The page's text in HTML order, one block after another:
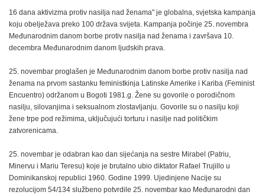
16 dana aktivizma protiv nasilja nad ženama" je globalna, svjetska kampanja
koju obelježava preko 100 država svijeta. Kampanja počinje 25. novembra
Međunarodnim danom borbe protiv nasilja nad ženama i završava 10.
decembra Međunarodnim danom ljudskih prava.
25. novembar proglašen je Međunarodnim danom borbe protiv nasilja nad
ženama na prvom sastanku feministkinja Latinske Amerike i Kariba (Feminist
Encuentro) održanom u Bogoti 1981.g. Žene su govorile o porodičnom
nasilju, silovanjima i seksualnom zlostavljanju. Govorile su o nasilju koji
žene trpe pod režimima, uključujući torturu i nasilje nad političkim
zatvorenicama.
25. novembar je odabran kao dan sijećanja na sestre Mirabel (Patriu,
Minervu i Mariu Teresu) koje je brutalno ubio diktator Rafael Trujillo u
Dominikanskoj republici 1960. Godine 1999. Ujedinjene Nacije su
rezolucijom 54/134 službeno potvrdile 25. novembar kao Međunarodni dan